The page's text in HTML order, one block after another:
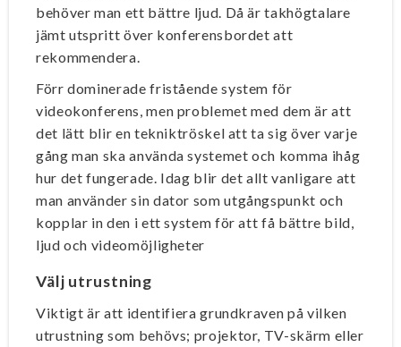
behöver man ett bättre ljud. Då är takhögtalare
jämt utspritt över konferensbordet att
rekommendera.
Förr dominerade fristående system för
videokonferens, men problemet med dem är att
det lätt blir en tekniktröskel att ta sig över varje
gång man ska använda systemet och komma ihåg
hur det fungerade. Idag blir det allt vanligare att
man använder sin dator som utgångspunkt och
kopplar in den i ett system för att få bättre bild,
ljud och videomöjligheter
Välj utrustning
Viktigt är att identifiera grundkraven på vilken
utrustning som behövs; projektor, TV-skärm eller